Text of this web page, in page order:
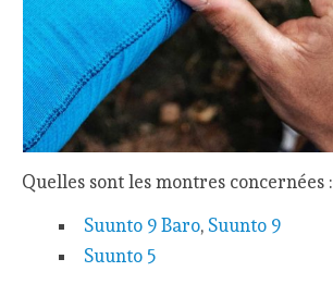
Quelles sont les montres concernées :
Suunto 9 Baro, Suunto 9
Suunto 5